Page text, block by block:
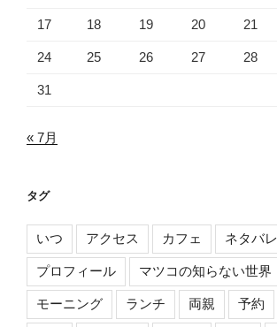
17 18 19 20 21
24 25 26 27 28
31
« 7月
タグ
いつ アクセス カフェ ネタバレ
プロフィール マツコの知らない世界
モーニング ランチ 両親 予約